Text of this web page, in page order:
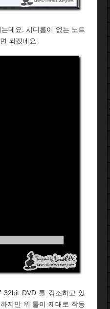
데요. 시디롬이 없는 노트
되겠네요.
32bit DVD 를 강조하고 있
지만 위 툴이 제대로 작동